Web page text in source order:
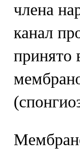
члена
канал
принято